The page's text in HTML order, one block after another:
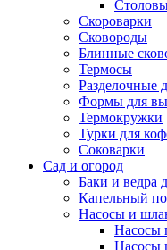
Скороварки
Сковороды
Блинные
Термосы
Разделочные
Формы для
Термокружки
Турки для
Соковарки
Сад и огород
Баки и ведра
Капельный
Насосы и
Насосы
Насосы